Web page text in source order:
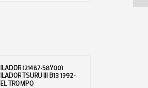
(21487-58Y00)
TSURU III B13 1992-
TROMPO